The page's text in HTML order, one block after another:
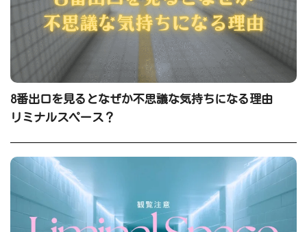
8番出口を見るとなぜか不思議な気持ちになる理由
リミナルスペース？